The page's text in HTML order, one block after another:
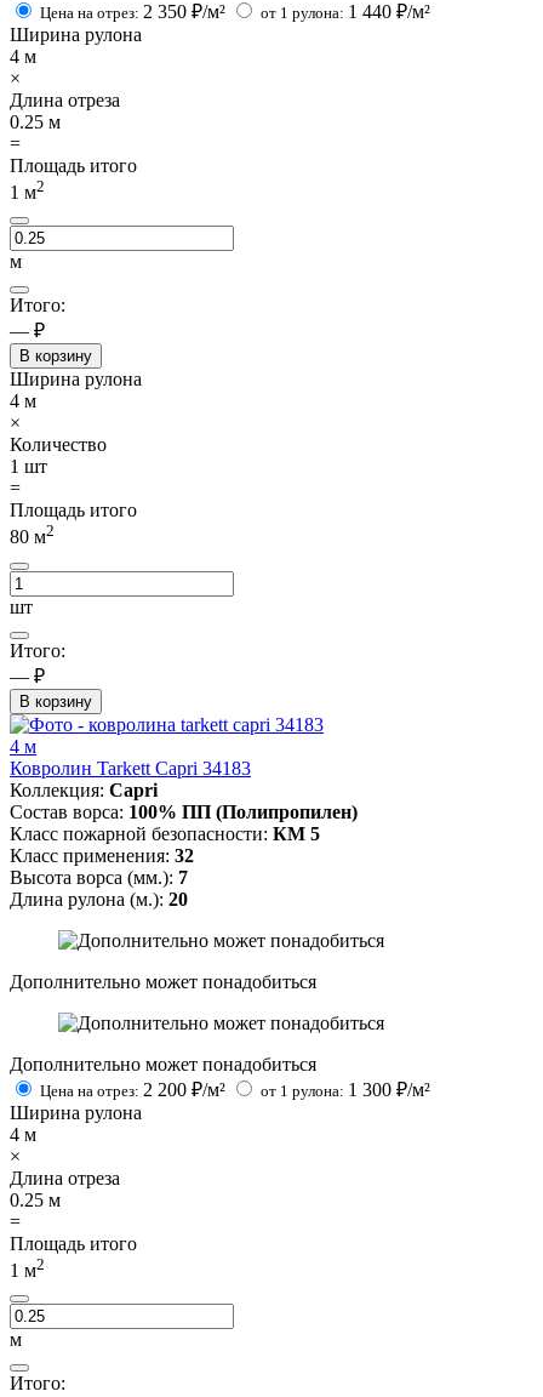
Цена на отрез: 2 350 ₽/м² от 1 рулона: 1 440 ₽/м²
Ширина рулона
4 м
×
Длина отреза
0.25 м
=
Площадь итого
1 м2
м
Итого:
— ₽
В корзину
Ширина рулона
4 м
×
Количество
1 шт
=
Площадь итого
80 м2
шт
Итого:
— ₽
В корзину
4 м
Ковролин Tarkett Capri 34183
Коллекция: Capri
Состав ворса: 100% ПП (Полипропилен)
Класс пожарной безопасности: КМ 5
Класс применения: 32
Высота ворса (мм.): 7
Длина рулона (м.): 20
Дополнительно может понадобиться
Дополнительно может понадобиться
Цена на отрез: 2 200 ₽/м² от 1 рулона: 1 300 ₽/м²
Ширина рулона
4 м
×
Длина отреза
0.25 м
=
Площадь итого
1 м2
м
Итого: